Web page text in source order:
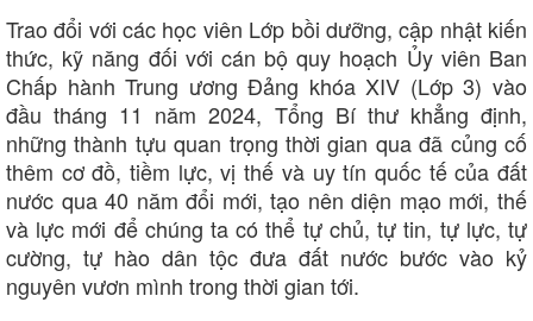
Thế giới
Quan sát
Cuộc sống đó đây
Hồ sơ
Multimedia
Video
Ảnh
E-Magazine
Infographic
Trao đổi với các học viên Lớp bồi dưỡng, cập nhật kiến
thức, kỹ năng đối với cán bộ quy hoạch Ủy viên Ban
Chấp hành Trung ương Đảng khóa XIV (Lớp 3) vào
đầu tháng 11 năm 2024, Tổng Bí thư khẳng định,
những thành tựu quan trọng thời gian qua đã củng cố
thêm cơ đồ, tiềm lực, vị thế và uy tín quốc tế của đất
nước qua 40 năm đổi mới, tạo nên diện mạo mới, thế
và lực mới để chúng ta có thể tự chủ, tự tin, tự lực, tự
cường, tự hào dân tộc đưa đất nước bước vào kỷ
nguyên vươn mình trong thời gian tới.